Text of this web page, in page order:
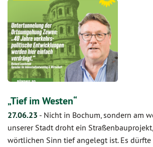
„Tief im Westen“
27.06.23 - Nicht in Bochum, sondern am
unserer Stadt droht ein
wörtlichen Sinn tief angelegt ist. Es